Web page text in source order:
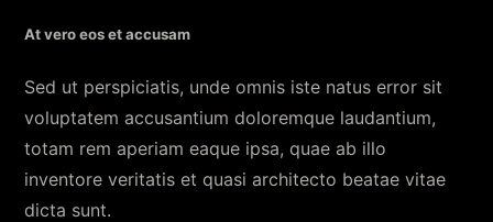
At vero eos et accusam
Sed ut perspiciatis, unde omnis iste natus error sit
voluptatem accusantium doloremque laudantium,
totam rem aperiam eaque ipsa, quae ab illo
inventore veritatis et quasi architecto beatae vitae
dicta sunt.